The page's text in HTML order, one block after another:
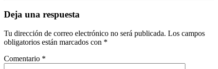
Deja una respuesta
Tu dirección de correo electrónico no será publicada. Los campos
obligatorios están marcados con *
Comentario *